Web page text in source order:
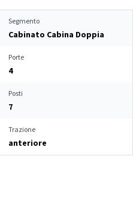
Segmento
Cabinato Cabina Doppia
Porte
4
Posti
7
Trazione
anteriore